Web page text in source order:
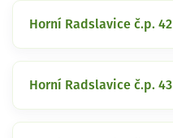
Horní Radslavice č.p. 42
Horní Radslavice č.p. 43